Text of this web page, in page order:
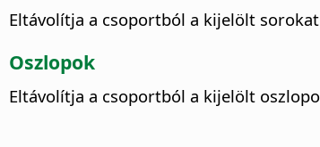
Eltávolítja a csoportból a kijelölt
Oszlopok
Eltávolítja a csoportból a kijelölt